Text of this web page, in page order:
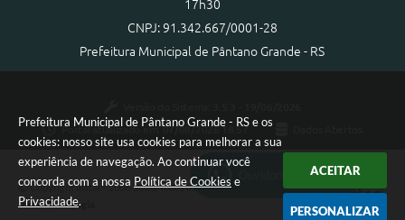
Prefeitura Municipal de Pântano Grande - RS e os
cookies: nosso site usa cookies para melhorar a sua
experiência de navegação. Ao continuar você
concorda com a nossa Política de Cookies e
Privacidade.
ACEITAR
PERSONALIZAR
Ouvidoria Municipal
17h30
CNPJ: 91.342.667/0001-28
Prefeitura Municipal de Pântano Grande - RS
Portal atualizado em:07/08/2026 18:57
Copyright Instar - 2006-2026. Todos os direitos reservados -
Instar Tecnologia